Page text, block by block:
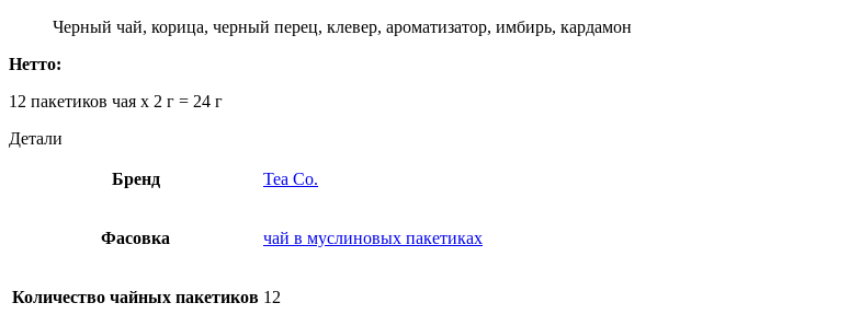
Черный чай, корица, черный перец, клевер, ароматизатор, имбирь, кардамон
Нетто:
12 пакетиков чая х 2 г = 24 г
Детали
Бренд Tea Co.
Фасовка чай в муслиновых пакетиках
Количество чайных пакетиков 12